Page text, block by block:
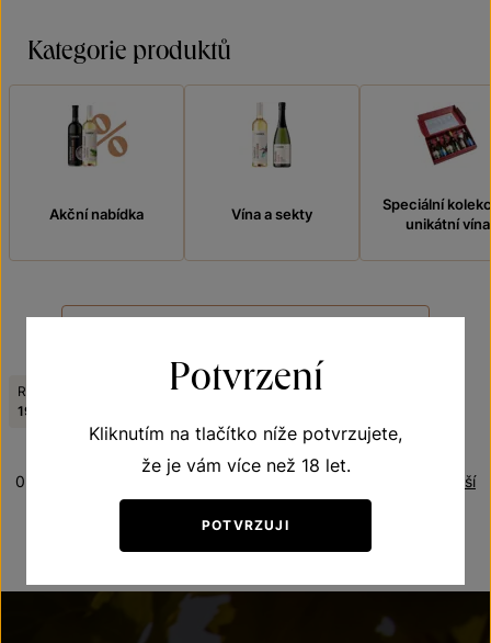
Kategorie produktů
Akční nabídka Vína a sekty
Speciální
unikátní vína
Ročník:
1998
Obsah cukru:
Nejdražší
0 produktů
Potvrzení
Kliknutím na tlačítko níže potvrzujete,
že je vám více než 18 let.
POTVRZUJI